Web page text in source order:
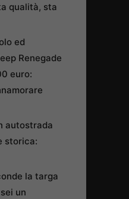
qualità, sta
ed
Renegade
euro:
autostrada
storica:
la targa
un